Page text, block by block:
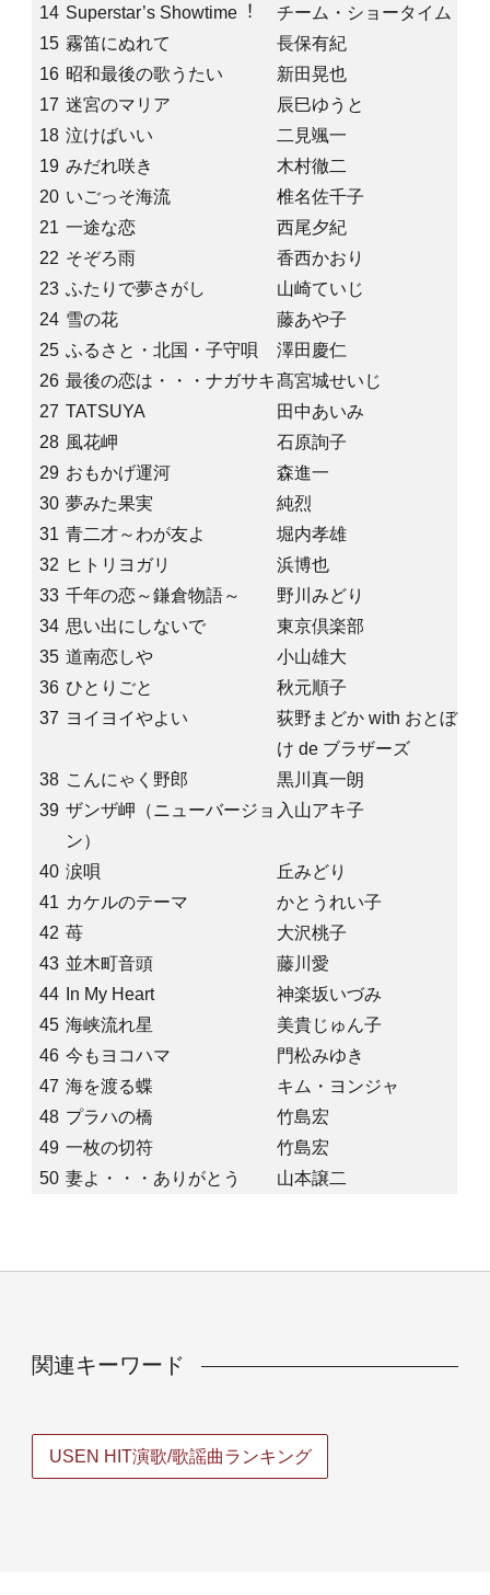
14 Superstar’s Showtime︕
チーム・ショータイム
15 霧笛にぬれて
長保有紀
16 昭和最後の歌うたい
新田晃也
17 迷宮のマリア
辰巳ゆうと
18 泣けばいい
二見颯一
19 みだれ咲き
木村徹二
20 いごっそ海流
椎名佐千子
21 一途な恋
西尾夕紀
22 そぞろ雨
香西かおり
23 ふたりで夢さがし
山崎ていじ
24 雪の花
藤あや子
25 ふるさと・北国・子守唄
澤田慶仁
26 最後の恋は・・・ナガサキ髙宮城せいじ
27 TATSUYA
田中あいみ
28 風花岬
石原詢子
29 おもかげ運河
森進一
30 夢みた果実
純烈
31 青二才～わが友よ
堀内孝雄
32 ヒトリヨガリ
浜博也
33 千年の恋～鎌倉物語～
野川みどり
34 思い出にしないで
東京倶楽部
35 道南恋しや
小山雄大
36 ひとりごと
秋元順子
37 ヨイヨイやよい
荻野まどか with おとぼ
け de ブラザーズ
38 こんにゃく野郎
黒川真一朗
39 ザンザ岬（ニューバージョ
ン）
入山アキ子
40 涙唄
丘みどり
41 カケルのテーマ
かとうれい子
42 苺
大沢桃子
43 並木町音頭
藤川愛
44
In My Heart
神楽坂いづみ
45 海峡流れ星
美貴じゅん子
46 今もヨコハマ
門松みゆき
47 海を渡る蝶
キム・ヨンジャ
48 プラハの橋
竹島宏
49 一枚の切符
竹島宏
50 妻よ・・・ありがとう 山本譲二
関連キーワード
USEN HIT演歌/歌謡曲ランキング